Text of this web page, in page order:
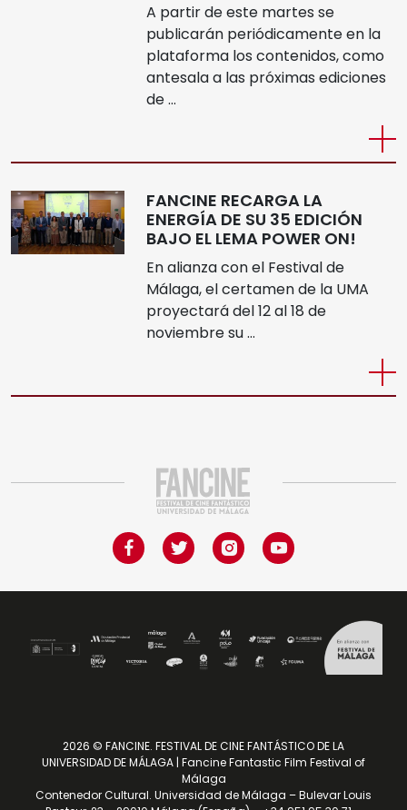
A partir de este martes se
publicarán periódicamente en la
plataforma los contenidos, como
antesala a las próximas ediciones
de …
FANCINE RECARGA LA
ENERGÍA DE SU 35 EDICIÓN
BAJO EL LEMA POWER ON!
En alianza con el Festival de
Málaga, el certamen de la UMA
proyectará del 12 al 18 de
noviembre su …
2026 © FANCINE. FESTIVAL DE CINE FANTÁSTICO DE LA
UNIVERSIDAD DE MÁLAGA | Fancine Fantastic Film Festival of
Málaga
Contenedor Cultural. Universidad de Málaga – Bulevar Louis